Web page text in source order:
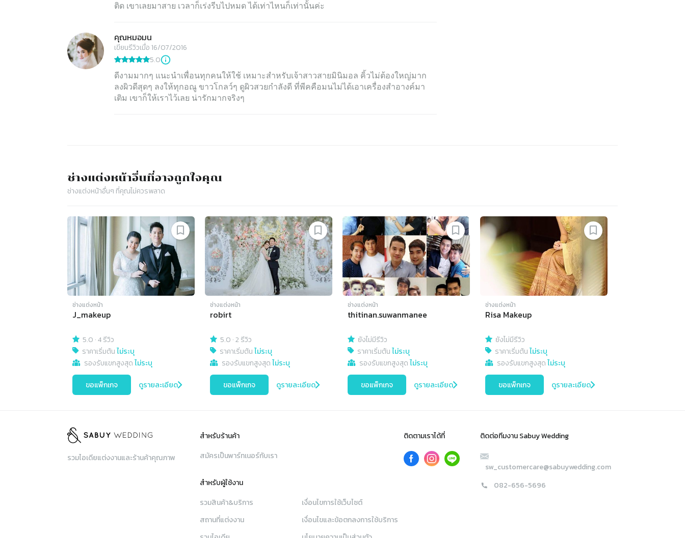
ติด เขาเลยมาสาย เวลาก็เร่งรีบไปหมด ได้เท่าไหนก็เท่านั้นค่ะ
คุณหมอมน
เขียนรีวิวเมื่อ 16/07/2016
5.0
ดีงามมากๆ แนะนำเพื่อนทุกคนให้ใช้ เหมาะสำหรับเจ้าสาวสายมินิมอล คิ้วไม่ต้องใหญ่มาก
ลงผิวดีสุดๆ ลงให้ทุกอณู ขาวโกลว์ๆ ดูผิวสวยกำลังดี ที่พีคคือมนไม่ได้เอาเครื่องสำอางค์มา
เติม เขาก็ให้เราไว้เลย น่ารักมากจริงๆ
ช่างแต่งหน้าอื่นที่อาจถูกใจคุณ
ช่างแต่งหน้าอื่นๆ ที่คุณไม่ควรพลาด
ช่างแต่งหน้า
J_makeup
5.0 ·4 รีวิว
ราคาเริ่มต้นไม่ระบุ
รองรับแขกสูงสุดไม่ระบุ
ขอแพ็กเกจ ดูรายละเอียด
ช่างแต่งหน้า
robirt
5.0 ·2 รีวิว
ราคาเริ่มต้นไม่ระบุ
รองรับแขกสูงสุดไม่ระบุ
ขอแพ็กเกจ ดูรายละเอียด
ช่างแต่งหน้า
thitinan.suwanmanee
ยังไม่มีรีวิว
ราคาเริ่มต้นไม่ระบุ
รองรับแขกสูงสุดไม่ระบุ
ขอแพ็กเกจ ดูรายละเอียด
ช่างแต่งหน้า
Risa Makeup
ยังไม่มีรีวิว
ราคาเริ่มต้นไม่ระบุ
รองรับแขกสูงสุดไม่ระบุ
ขอแพ็กเกจ ดูรายละเอียด
รวมไอเดียแต่งงานและร้านค้าคุณภาพ
สำหรับร้านค้า
สมัครเป็นพาร์ทเนอร์กับเรา
สำหรับผู้ใช้งาน
รวมสินค้า&บริการ
สถานที่แต่งงาน
เงื่อนไขการใช้เว็บไซต์
เงื่อนไขและข้อตกลงการใช้บริการ
ติดตามเราได้ที่ ติดต่อทีมงาน Sabuy Wedding
sw_customercare@sabuywedding.com
082-656-5696